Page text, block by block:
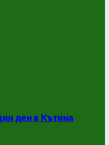
ден в Кътина